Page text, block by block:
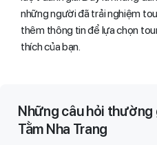
những người đã trải nghiệm
thêm thông tin để lựa chọn
thích của bạn.
Những câu hỏi thường
Tằm Nha Trang